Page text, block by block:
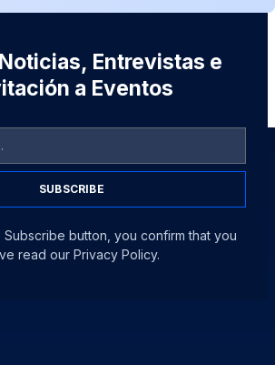
Entrevistas e
a Eventos
SUBSCRIBE
Subscribe button, you confirm that you
read our Privacy Policy.